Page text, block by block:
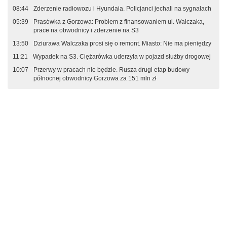
08:44
Zderzenie radiowozu i Hyundaia. Policjanci jechali na sygnałach
05:39
Prasówka z Gorzowa: Problem z finansowaniem ul. Walczaka,
prace na obwodnicy i zderzenie na S3
13:50
Dziurawa Walczaka prosi się o remont. Miasto: Nie ma pieniędzy
11:21
Wypadek na S3. Ciężarówka uderzyła w pojazd służby drogowej
10:07
Przerwy w pracach nie będzie. Rusza drugi etap budowy
północnej obwodnicy Gorzowa za 151 mln zł